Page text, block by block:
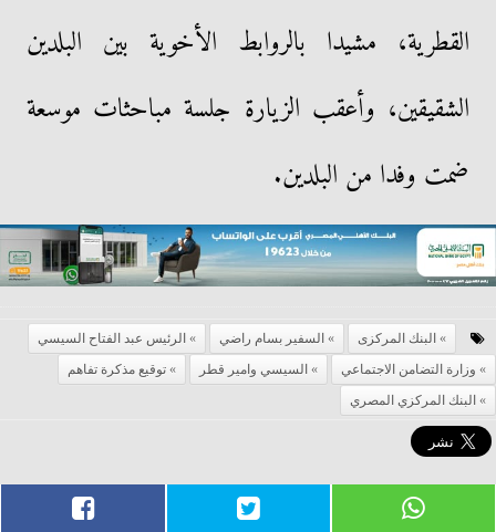
القطرية، مشيدا بالروابط الأخوية بين البلدين
الشقيقين، وأعقب الزيارة جلسة مباحثات موسعة
ضمت وفدا من البلدين.
البنك المركزى السفير بسام راضي
الرئيس عبد الفتاح السيسي
وزارة التضامن الاجتماعي
السيسي وامير قطر
توقيع مذكرة تفاهم
البنك المركزي المصري